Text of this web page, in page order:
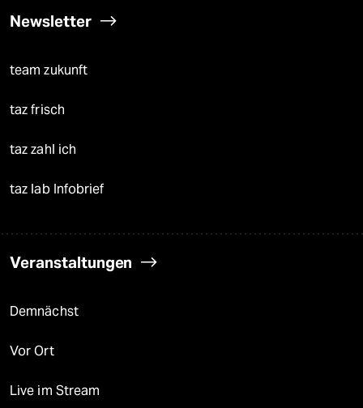
Newsletter
team zukunft
taz frisch
taz zahl ich
taz lab Infobrief
Veranstaltungen
Demnächst
Vor Ort
Live im Stream